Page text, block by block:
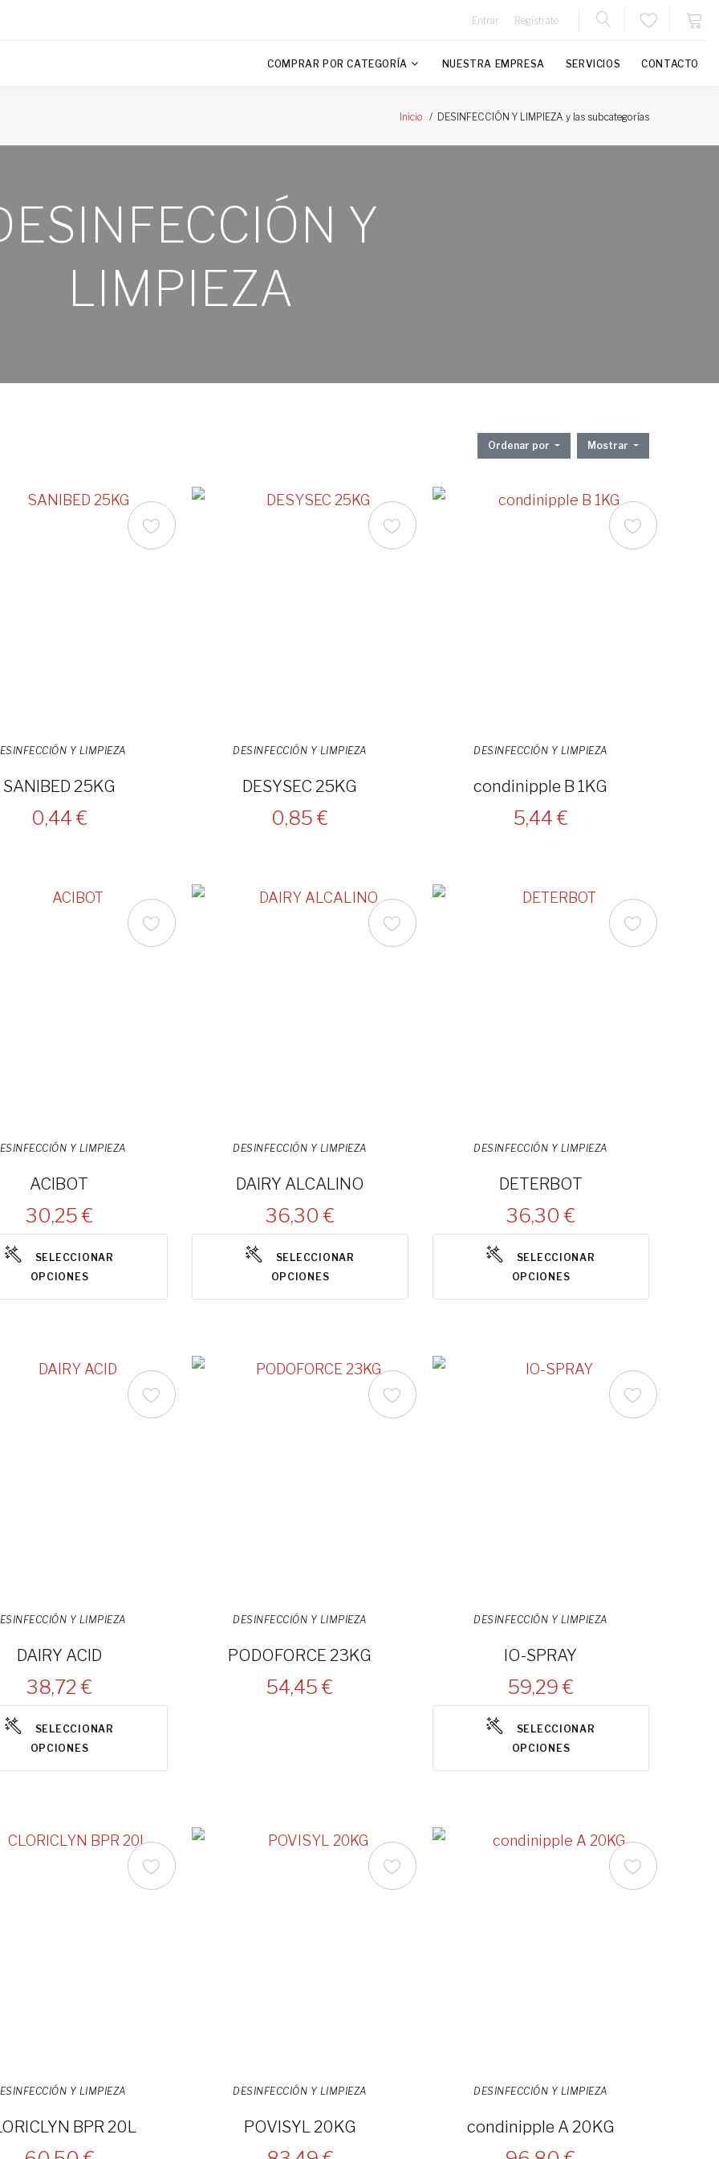
Entrar Regístrate
COMPRAR POR CATEGORÍA NUESTRA EMPRESA SERVICIOS CONTACTO
Inicio DESINFECCIÓN Y LIMPIEZA y las subcategorías
Y
LIMPIEZA
Ordenar por Mostrar
Y LIMPIEZA
SANIBED 25KG
0,44 €
DESINFECCIÓN Y LIMPIEZA
DESYSEC 25KG
0,85 €
DESINFECCIÓN Y LIMPIEZA
condinipple B 1KG
5,44 €
Y LIMPIEZA
ACIBOT
30,25 €
SELECCIONAR
OPCIONES
DESINFECCIÓN Y LIMPIEZA
DAIRY ALCALINO
36,30 €
SELECCIONAR
OPCIONES
DESINFECCIÓN Y LIMPIEZA
DETERBOT
36,30 €
SELECCIONAR
OPCIONES
Y LIMPIEZA
DAIRY ACID
38,72 €
SELECCIONAR
OPCIONES
DESINFECCIÓN Y LIMPIEZA
PODOFORCE 23KG
54,45 €
DESINFECCIÓN Y LIMPIEZA
IO-SPRAY
59,29 €
SELECCIONAR
OPCIONES
Y LIMPIEZA
BPR 20L
DESINFECCIÓN Y LIMPIEZA
POVISYL 20KG
DESINFECCIÓN Y LIMPIEZA
condinipple A 20KG